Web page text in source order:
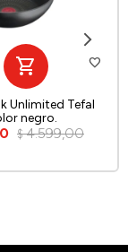
Unlimited Tefal
negro.
$ 4.599,00